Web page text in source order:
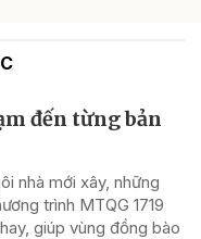
đến từng bản
nhà mới xây, những
trình MTQG 1719
giúp vùng đồng bào